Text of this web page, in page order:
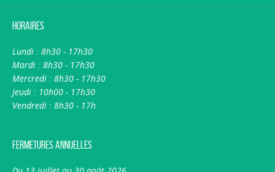
Horaires
Lundi : 8h30 - 17h30
Mardi : 8h30 - 17h30
Mercredi : 8h30 - 17h30
Jeudi : 10h00 - 17h30
Vendredi : 8h30 - 17h
Fermetures annuelles